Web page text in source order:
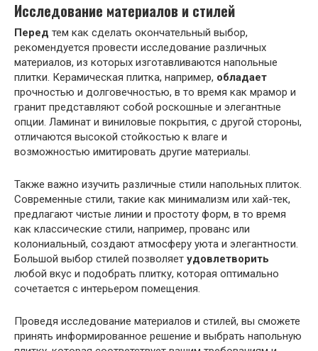
Исследование материалов и стилей
Перед тем как сделать окончательный выбор,
рекомендуется провести исследование различных
материалов, из которых изготавливаются напольные
плитки. Керамическая плитка, например, обладает
прочностью и долговечностью, в то время как мрамор и
гранит представляют собой роскошные и элегантные
опции. Ламинат и виниловые покрытия, с другой стороны,
отличаются высокой стойкостью к влаге и
возможностью имитировать другие материалы.
Также важно изучить различные стили напольных плиток.
Современные стили, такие как минимализм или хай-тек,
предлагают чистые линии и простоту форм, в то время
как классические стили, например, прованс или
колониальный, создают атмосферу уюта и элегантности.
Большой выбор стилей позволяет удовлетворить
любой вкус и подобрать плитку, которая оптимально
сочетается с интерьером помещения.
Проведя исследование материалов и стилей, вы сможете
принять информированное решение и выбрать напольную